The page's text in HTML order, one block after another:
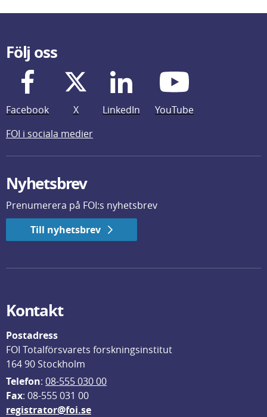
Följ oss
Facebook X LinkedIn
YouTube
FOI i sociala medier
Nyhetsbrev
Prenumerera på FOI:s nyhetsbrev
Till nyhetsbrev
Kontakt
Postadress
FOI Totalförsvarets forskningsinstitut
164 90 Stockholm
Telefon: 08-555 030 00
Fax: 08-555 031 00
registrator@foi.se